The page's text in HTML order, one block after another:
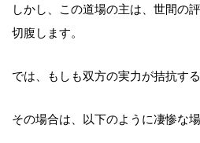
しかし、この道場の主は、世間の
切腹します。
では、もしも双方の実力が拮抗す
その場合は、以下のように凄惨な